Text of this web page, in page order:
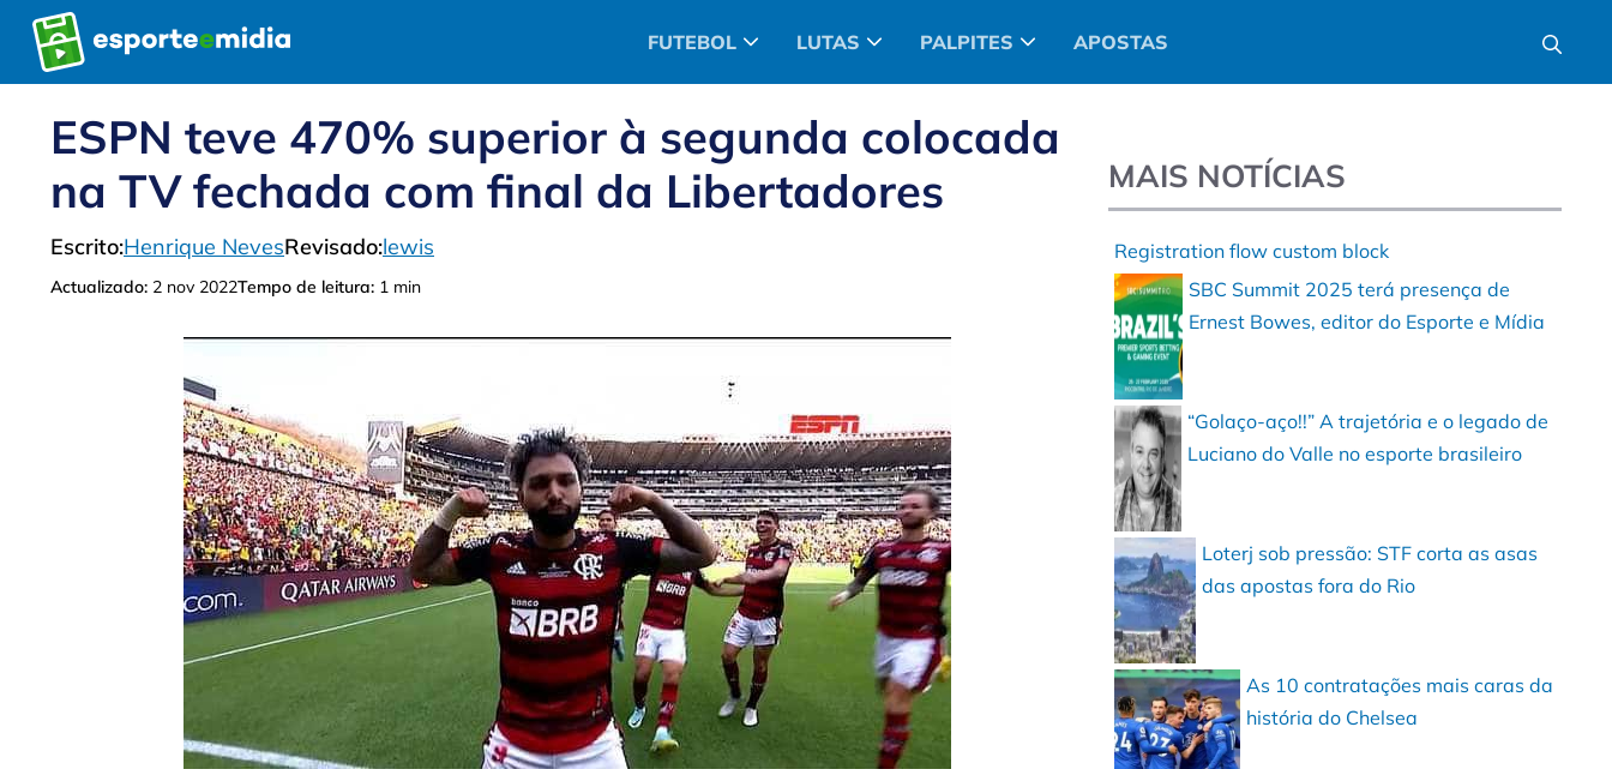
Pular
para
o
FUTEBOL LUTAS PALPITES APOSTAS
ESPN teve 470% superior à segunda colocada
na TV fechada com final da Libertadores
Escrito:Henrique NevesRevisado:lewis
Actualizado: 2 nov 2022Tempo de leitura: 1 min
MAIS NOTÍCIAS
Registration flow custom block
SBC Summit 2025 terá presença de
Ernest Bowes, editor do Esporte e Mídia
“Golaço-aço!!” A trajetória e o legado de
Luciano do Valle no esporte brasileiro
Loterj sob pressão: STF corta as asas
das apostas fora do Rio
As 10 contratações mais caras da
história do Chelsea